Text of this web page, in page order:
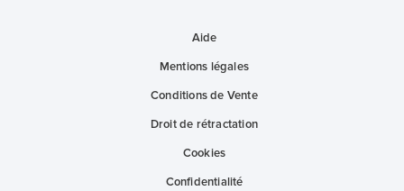
Aide
Mentions légales
Conditions de Vente
Droit de rétractation
Cookies
Confidentialité